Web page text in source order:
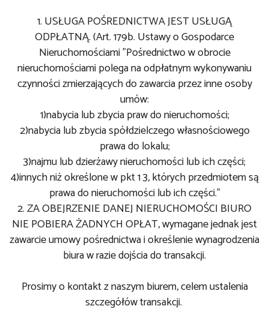
1. USŁUGA POŚREDNICTWA JEST USŁUGĄ
ODPŁATNĄ. (Art. 179b. Ustawy o Gospodarce
Nieruchomościami "Pośrednictwo w obrocie
nieruchomościami polega na odpłatnym wykonywaniu
czynności zmierzających do zawarcia przez inne osoby
umów:
1)nabycia lub zbycia praw do nieruchomości;
2)nabycia lub zbycia spółdzielczego własnościowego
prawa do lokalu;
3)najmu lub dzierżawy nieruchomości lub ich części;
4)innych niż określone w pkt 1 3, których przedmiotem są
prawa do nieruchomości lub ich części."
2. ZA OBEJRZENIE DANEJ NIERUCHOMOŚCI BIURO
NIE POBIERA ŻADNYCH OPŁAT, wymagane jednak jest
zawarcie umowy pośrednictwa i określenie wynagrodzenia
biura w razie dojścia do transakcji.
Prosimy o kontakt z naszym biurem, celem ustalenia
szczegółów transakcji.